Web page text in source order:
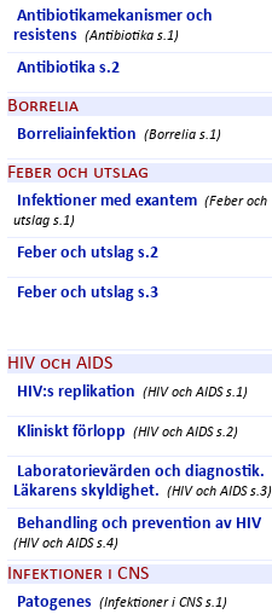
Antibiotikamekanismer och
resistens (Antibiotika s.1)
Antibiotika s.2
Borrelia
Borreliainfektion (Borrelia s.1)
Feber och utslag
Infektioner med exantem (Feber och
utslag s.1)
Feber och utslag s.2
Feber och utslag s.3
HIV och AIDS
HIV:s replikation (HIV och AIDS s.1)
Kliniskt förlopp (HIV och AIDS s.2)
Laboratorievärden och diagnostik.
Läkarens skyldighet. (HIV och AIDS s.3)
Behandling och prevention av HIV
(HIV och AIDS s.4)
Infektioner i CNS
Patogenes (Infektioner i CNS s.1)